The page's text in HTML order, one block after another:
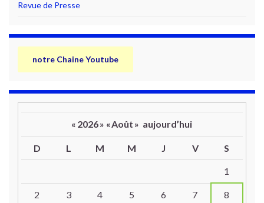
Revue de Presse
notre Chaine Youtube
« 2026» «Août » aujourd’hui
D L M M J V S
1
2 3 4 5 6 7 8